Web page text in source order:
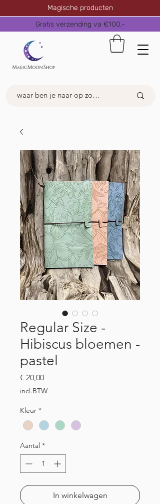
Magische producten
Gratis verzending va €100,-
Regular Size -
Hibiscus bloemen -
pastel
€ 20,00Prijs
incl.BTW
Kleur *
Aantal *
In winkelwagen